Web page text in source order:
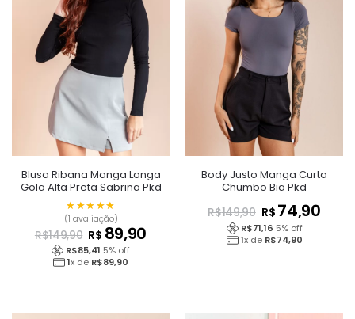
Blusa Ribana Manga Longa
Gola Alta Preta Sabrina Pkd
R$149,90 R$ 89,90
★★★★★
★★★★★
(1 avaliação)
R$85,41 5% off
1x de R$89,90
Body Justo Manga Curta
Chumbo Bia Pkd
R$149,90 R$ 74,90
R$71,16 5% off
1x de R$74,90